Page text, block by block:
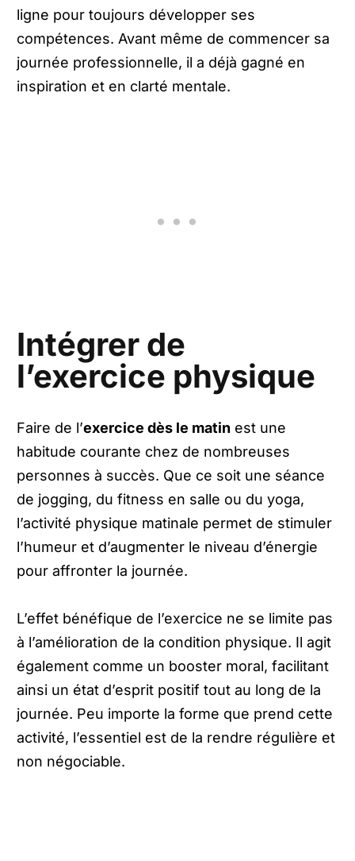
ligne pour toujours développer ses
compétences. Avant même de commencer sa
journée professionnelle, il a déjà gagné en
inspiration et en clarté mentale.
Intégrer de
l’exercice physique
Faire de l’exercice dès le matin est une
habitude courante chez de nombreuses
personnes à succès. Que ce soit une séance
de jogging, du fitness en salle ou du yoga,
l’activité physique matinale permet de stimuler
l’humeur et d’augmenter le niveau d’énergie
pour affronter la journée.
L’effet bénéfique de l’exercice ne se limite pas
à l’amélioration de la condition physique. Il agit
également comme un booster moral, facilitant
ainsi un état d’esprit positif tout au long de la
journée. Peu importe la forme que prend cette
activité, l’essentiel est de la rendre régulière et
non négociable.